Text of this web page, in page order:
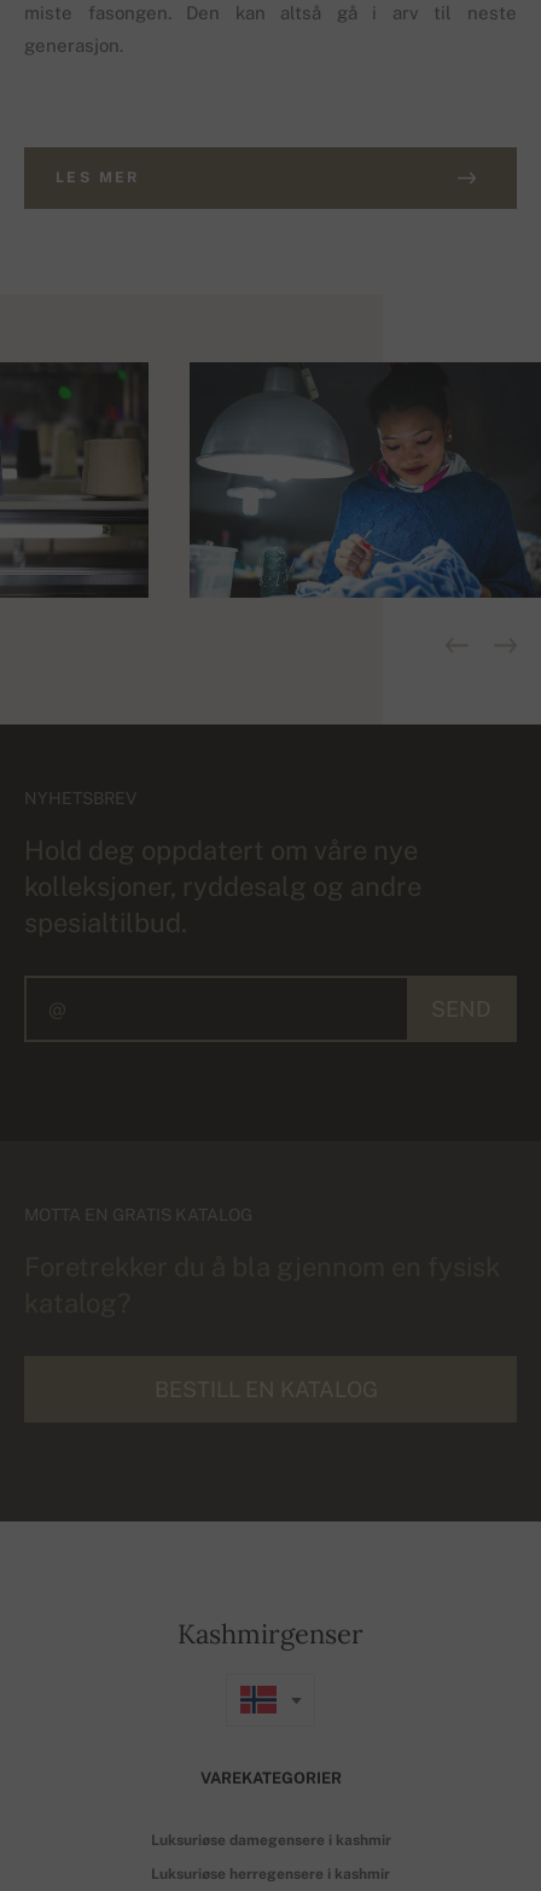
miste fasongen. Den kan altså gå i arv til neste
generasjon.
LES MER
NYHETSBREV
Hold deg oppdatert om våre nye
kolleksjoner, ryddesalg og andre
spesialtilbud.
MOTTA EN GRATIS KATALOG
Kashmirgenser
VAREKATEGORIER
Luksuriøse damegensere i kashmir
Luksuriøse herregensere i kashmir